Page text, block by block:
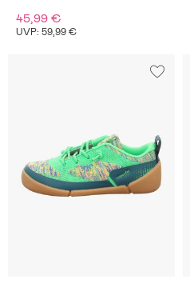
45,99 €
UVP: 59,99 €